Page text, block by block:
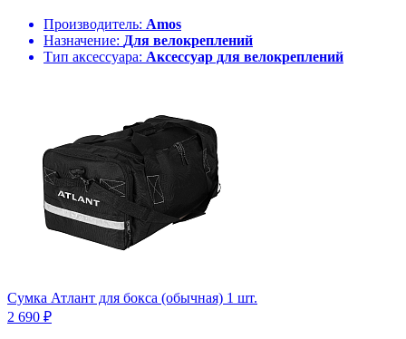
Производитель: Amos
Назначение: Для велокреплений
Тип аксессуара: Аксессуар для велокреплений
Сумка Атлант для бокса (обычная) 1 шт.
2 690 ₽